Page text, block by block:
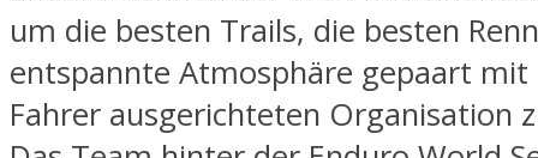
um die besten Trails, die besten
entspannte Atmosphäre gepaart mit
Fahrer ausgerichteten Organisation